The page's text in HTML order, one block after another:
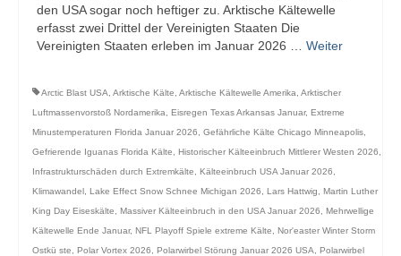
den USA sogar noch heftiger zu. Arktische Kältewelle
erfasst zwei Drittel der Vereinigten Staaten Die
Vereinigten Staaten erleben im Januar 2026 … Weiter
Arctic Blast USA Arktische Kälte Arktische Kältewelle Amerika Arktischer
Luftmassenvorstoß Nordamerika
Eisregen Texas Arkansas Januar, Extreme
Minustemperaturen Florida Januar 2026
Gefährliche Kälte Chicago Minneapolis
Gefrierende Iguanas Florida Kälte
Historischer Kälteeinbruch Mittlerer Westen 2026
Infrastrukturschäden durch Extremkälte
Kälteeinbruch USA Januar 2026
Klimawandel Lake Effect Snow Schnee Michigan 2026 Lars Hattwig
Martin Luther
King Day Eiseskälte
Massiver Kälteeinbruch in den USA Januar 2026
Mehrwellige
Kältewelle Ende Januar, NFL Playoff Spiele extreme Kälte
Nor'easter Winter Storm
Ostkü ste
Polar Vortex 2026 Polarwirbel Störung Januar 2026 USA
Polarwirbel